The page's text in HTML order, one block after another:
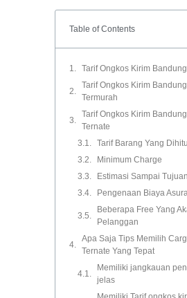
Table of Contents
Tarif Ongkos Kirim
Tarif Ongkos Kirim
Termurah
Tarif Ongkos Kirim
Ternate
Tarif Barang Yang
Minimum Charge
Estimasi Sampai Tujuan
Pengenaan Biaya
Beberapa Free Yang
Pelanggan
Apa Saja Tips Memilih
Ternate Yang Tepat
Memiliki jangkauan
jelas